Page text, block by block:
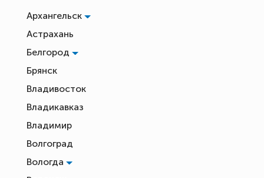
Архангельск
Астрахань
Белгород
Брянск
Владивосток
Владикавказ
Владимир
Волгоград
Вологда